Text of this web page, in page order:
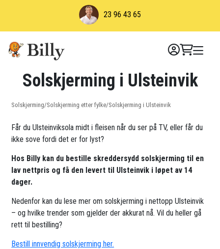
23 96 43 65
Solskjerming i Ulsteinvik
Solskjerming/Solskjerming etter fylke/Solskjerming i Ulsteinvik
Får du Ulsteinviksola midt i fleisen når du ser på TV, eller får du
ikke sove fordi det er for lyst?
Hos Billy kan du bestille skreddersydd solskjerming til en
lav nettpris og få den levert til Ulsteinvik i løpet av 14
dager.
Nedenfor kan du lese mer om solskjerming i nettopp Ulsteinvik
– og hvilke trender som gjelder der akkurat nå. Vil du heller gå
rett til bestilling?
Bestill innvendig solskjerming her.